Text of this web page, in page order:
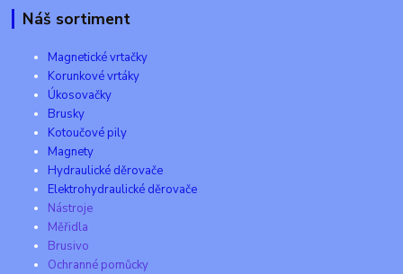
Náš sortiment
Magnetické vrtačky
Korunkové vrtáky
Úkosovačky
Brusky
Kotoučové pily
Magnety
Hydraulické děrovače
Elektrohydraulické děrovače
Nástroje
Měřidla
Brusivo
Ochranné pomůcky